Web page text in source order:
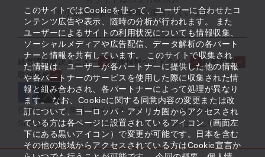
このサイトではCookieを使って、ユーザーに合わせたコ
ンテンツ広告や表示、随時の分析が行われます。 また
ユーザーによるサイトの利用状況についても情報収集、
ソーシャルメディアや広告配信、データ解析の各パート
ナーと情報を共有しています。 このサイトで収集され
た情報は、ユーザーが各パートナーに提供した他の情報
や各パートナーのサービスを使用した際に収集された情
報と組み合わされ、各パートナーによって処理が異なり
ます。 なお、Cookieに関する同意内容の変更または改
訂について、ヨーロッパ・アメリカ圏からアクセスされ
ている方は各ページに設置されているアイコン（画面左
下にある黒いアイコン）で変更が可能です。日本を含む
その他の地域からアクセスされている方はCookie宣言か
中小企業基盤整備機構が運営しています
経営課題解決メニュー 支援情報ヘッドライン
起業支援
取組事例
役立つリンク集 サイトマップ
サイト利用条件
SNS公式アカウント一覧
ウェブアクセシビリティ